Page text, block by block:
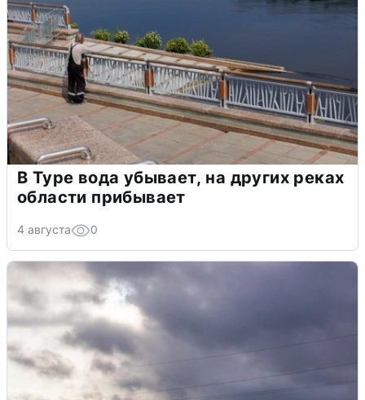
В Туре вода убывает, на других реках
области прибывает
4 августа 0